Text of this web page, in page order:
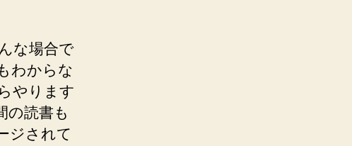
な場合で
わからな
やります
の読書も
ジされて